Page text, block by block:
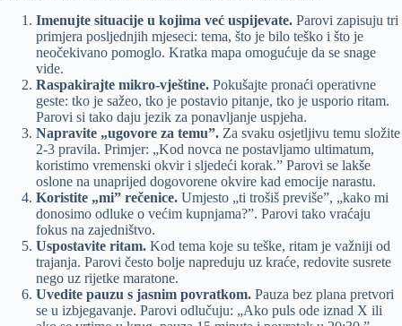
Imenujte situacije u kojima već uspijevate. Parovi zapisuju tri
primjera posljednjih mjeseci: tema, što je bilo teško i što je
neočekivano pomoglo. Kratka mapa omogućuje da se snage
vide.
Raspakirajte mikro-vještine. Pokušajte pronaći operativne
geste: tko je sažeo, tko je postavio pitanje, tko je usporio ritam.
Parovi si tako daju jezik za ponavljanje uspjeha.
Napravite „ugovore za temu”. Za svaku osjetljivu temu složite
2-3 pravila. Primjer: „Kod novca ne postavljamo ultimatum,
koristimo vremenski okvir i sljedeći korak.” Parovi se lakše
oslone na unaprijed dogovorene okvire kad emocije narastu.
Koristite „mi” rečenice. Umjesto „ti trošiš previše”, „kako mi
donosimo odluke o većim kupnjama?”. Parovi tako vraćaju
fokus na zajedništvo.
Uspostavite ritam. Kod tema koje su teške, ritam je važniji od
trajanja. Parovi često bolje napreduju uz kraće, redovite susrete
nego uz rijetke maratone.
Uvedite pauzu s jasnim povratkom. Pauza bez plana pretvori
se u izbjegavanje. Parovi odlučuju: „Ako puls ode iznad X ili